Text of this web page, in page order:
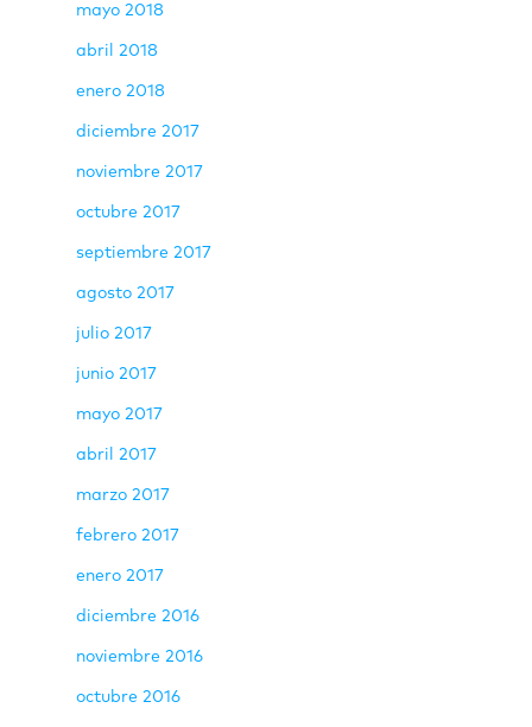
mayo 2018
abril 2018
enero 2018
diciembre 2017
noviembre 2017
octubre 2017
septiembre 2017
agosto 2017
julio 2017
junio 2017
mayo 2017
abril 2017
marzo 2017
febrero 2017
enero 2017
diciembre 2016
noviembre 2016
octubre 2016